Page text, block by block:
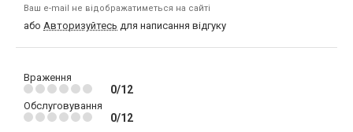
Ваш e-mail не відображатиметься на сайті
або Авторизуйтесь для написання відгуку
Враження
0/12
Обслуговування
0/12